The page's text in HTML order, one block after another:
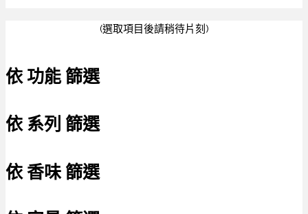
(選取項目後請稍待片刻)
依 功能 篩選
依 系列 篩選
依 香味 篩選